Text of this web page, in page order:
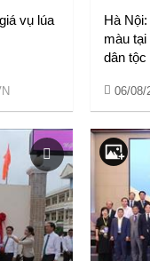
vụ lúa
Hà
màu
dân tộc
06/08/